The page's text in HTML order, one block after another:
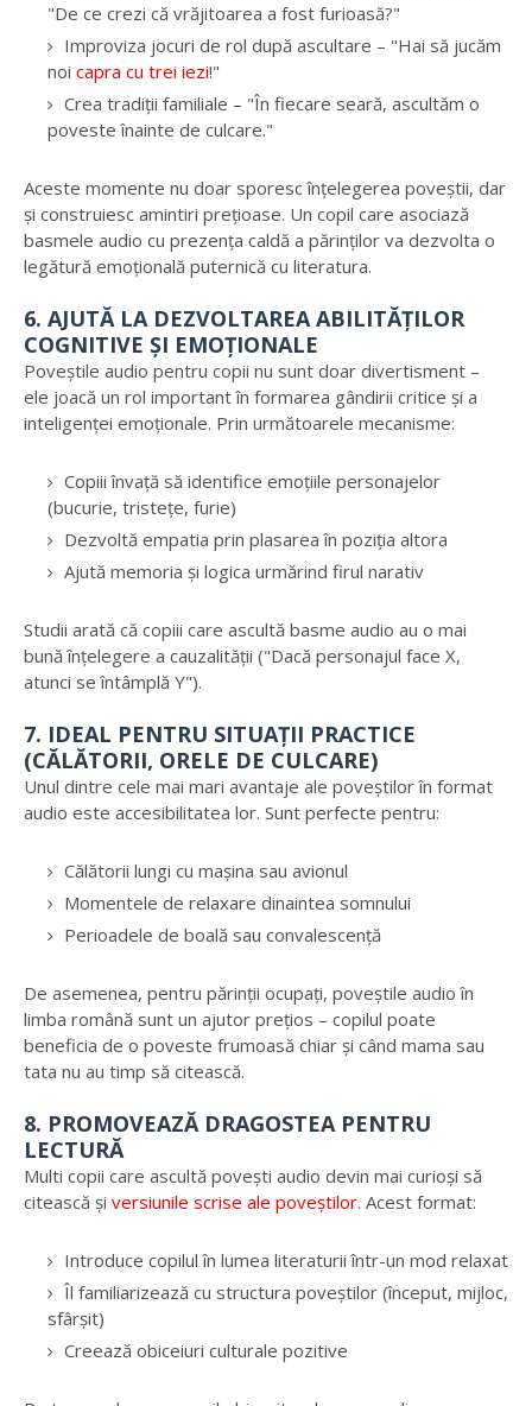
"De ce crezi că vrăjitoarea a fost furioasă?"
Improviza jocuri de rol după ascultare – "Hai să jucăm
noi capra cu trei iezi!"
Crea tradiții familiale – "În fiecare seară, ascultăm o
poveste înainte de culcare."
Aceste momente nu doar sporesc înțelegerea poveștii, dar
și construiesc amintiri prețioase. Un copil care asociază
basmele audio cu prezența caldă a părinților va dezvolta o
legătură emoțională puternică cu literatura.
6. AJUTĂ LA DEZVOLTAREA ABILITĂȚILOR
COGNITIVE ȘI EMOȚIONALE
Poveștile audio pentru copii nu sunt doar divertisment –
ele joacă un rol important în formarea gândirii critice și a
inteligenței emoționale. Prin următoarele mecanisme:
Copiii învață să identifice emoțiile personajelor
(bucurie, tristețe, furie)
Dezvoltă empatia prin plasarea în poziția altora
Ajută memoria și logica urmărind firul narativ
Studii arată că copiii care ascultă basme audio au o mai
bună înțelegere a cauzalității ("Dacă personajul face X,
atunci se întâmplă Y").
7. IDEAL PENTRU SITUAȚII PRACTICE
(CĂLĂTORII, ORELE DE CULCARE)
Unul dintre cele mai mari avantaje ale poveștilor în format
audio este accesibilitatea lor. Sunt perfecte pentru:
Călătorii lungi cu mașina sau avionul
Momentele de relaxare dinaintea somnului
Perioadele de boală sau convalescență
De asemenea, pentru părinții ocupați, poveștile audio în
limba română sunt un ajutor prețios – copilul poate
beneficia de o poveste frumoasă chiar și când mama sau
tata nu au timp să citească.
8. PROMOVEAZĂ DRAGOSTEA PENTRU
LECTURĂ
Multi copii care ascultă povești audio devin mai curioși să
citească și versiunile scrise ale poveștilor. Acest format:
Introduce copilul în lumea literaturii într-un mod relaxat
Îl familiarizează cu structura poveștilor (început, mijloc,
sfârșit)
Creează obiceiuri culturale pozitive